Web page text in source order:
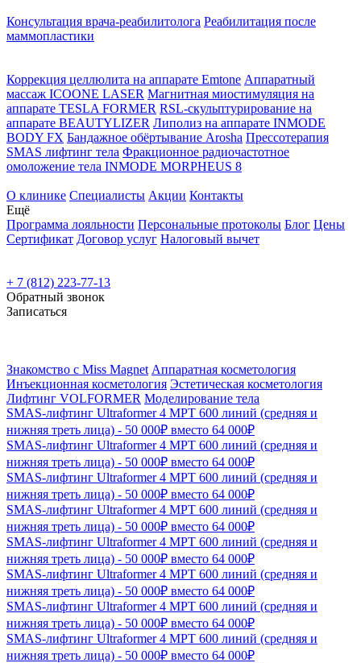
Консультация врача-реабилитолога Реабилитация после
маммопластики
Коррекция целлюлита на аппарате Emtone Аппаратный
массаж ICOONE LASER Магнитная миостимуляция на
аппарате TESLA FORMER RSL-скульптурирование на
аппарате BEAUTYLIZER Липолиз на аппарате INMODE
BODY FX Бандажное обёртывание Arosha Прессотерапия
SMAS лифтинг тела Фракционное радиочастотное
омоложение тела INMODE MORPHEUS 8
О клинике Специалисты Акции Контакты
Ещё
Программа лояльности Персональные протоколы Блог Цены
Сертификат Договор услуг Налоговый вычет
+ 7 (812) 223-77-13
Обратный звонок
Записаться
Знакомство с Miss Magnet Аппаратная косметология
Инъекционная косметология Эстетическая косметология
Лифтинг VOLFORMER Моделирование тела
SMAS-лифтинг Ultraformer 4 MPT 600 линий (средняя и
нижняя треть лица) - 50 000₽ вместо 64 000₽
SMAS-лифтинг Ultraformer 4 MPT 600 линий (средняя и
нижняя треть лица) - 50 000₽ вместо 64 000₽
SMAS-лифтинг Ultraformer 4 MPT 600 линий (средняя и
нижняя треть лица) - 50 000₽ вместо 64 000₽
SMAS-лифтинг Ultraformer 4 MPT 600 линий (средняя и
нижняя треть лица) - 50 000₽ вместо 64 000₽
SMAS-лифтинг Ultraformer 4 MPT 600 линий (средняя и
нижняя треть лица) - 50 000₽ вместо 64 000₽
SMAS-лифтинг Ultraformer 4 MPT 600 линий (средняя и
нижняя треть лица) - 50 000₽ вместо 64 000₽
SMAS-лифтинг Ultraformer 4 MPT 600 линий (средняя и
нижняя треть лица) - 50 000₽ вместо 64 000₽
SMAS-лифтинг Ultraformer 4 MPT 600 линий (средняя и
нижняя треть лица) - 50 000₽ вместо 64 000₽